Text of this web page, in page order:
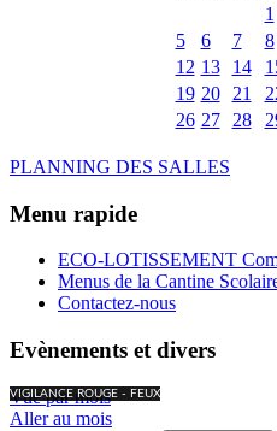
1
5
6 7 8
12 13 14
19 20 21
26 27 28
PLANNING DES SALLES
Menu rapide
ECO-LOTISSEMENT
Menus de la Cantine
Contactez-nous
Evènements et divers
VIGILANCE ROUGE - FEUX
Vue par mois
Aller au mois